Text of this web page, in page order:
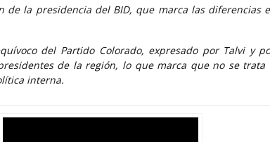
de la presidencia del BID, que marca las diferencias
del Partido Colorado, expresado por Talvi y
de la región, lo que marca que no se trata
interna.